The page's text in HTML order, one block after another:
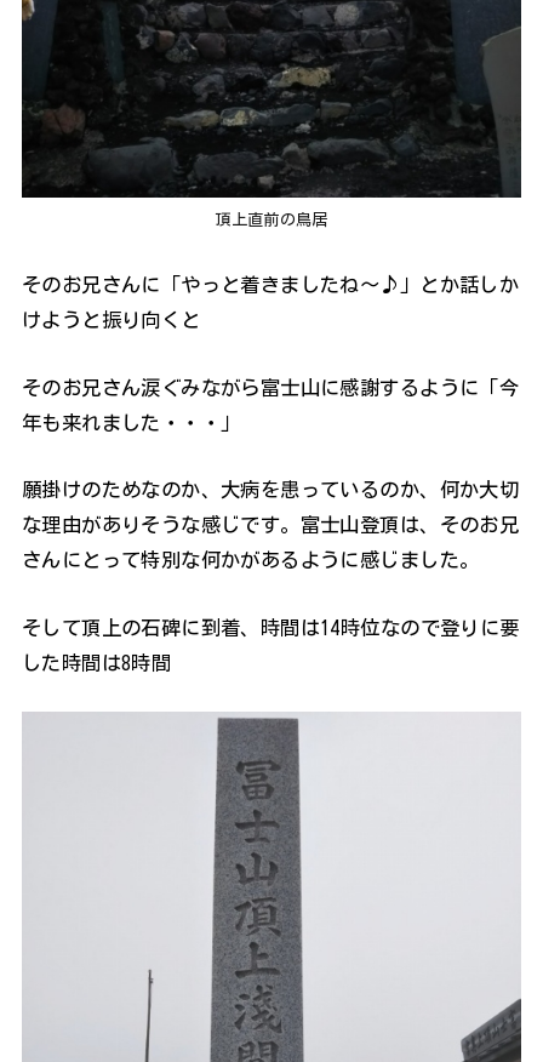
頂上直前の鳥居
そのお兄さんに「やっと着きましたね～♪」とか話しか
けようと振り向くと
そのお兄さん涙ぐみながら富士山に感謝するように「今
年も来れました・・・」
願掛けのためなのか、大病を患っているのか、何か大切
な理由がありそうな感じです。富士山登頂は、そのお兄
さんにとって特別な何かがあるように感じました。
そして頂上の石碑に到着、時間は14時位なので登りに要
した時間は8時間